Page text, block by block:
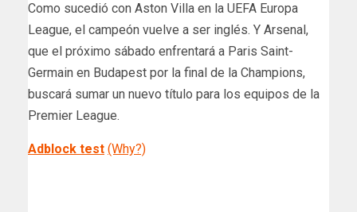
Como sucedió con Aston Villa en la UEFA Europa
League, el campeón vuelve a ser inglés. Y Arsenal,
que el próximo sábado enfrentará a Paris Saint-
Germain en Budapest por la final de la Champions,
buscará sumar un nuevo título para los equipos de la
Premier League.
Adblock test (Why?)